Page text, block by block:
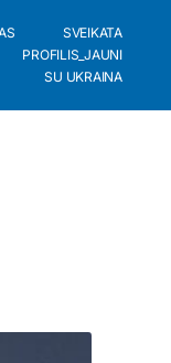
SVEIKATA
PROFILIS_JAUNI
SU UKRAINA